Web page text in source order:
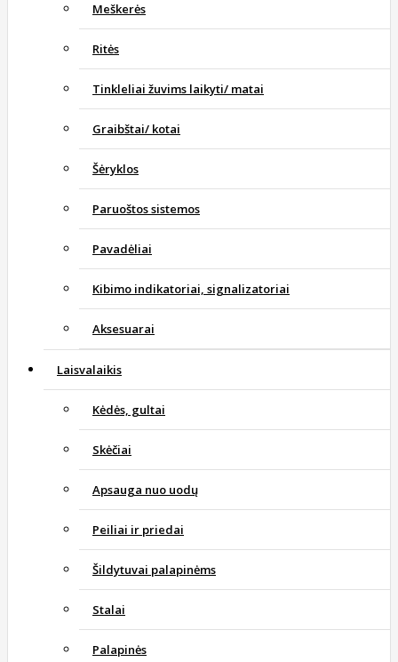
Meškerės
Ritės
Tinkleliai žuvims laikyti/ matai
Graibštai/ kotai
Šėryklos
Paruoštos sistemos
Pavadėliai
Kibimo indikatoriai, signalizatoriai
Aksesuarai
Laisvalaikis
Kėdės, gultai
Skėčiai
Apsauga nuo uodų
Peiliai ir priedai
Šildytuvai palapinėms
Stalai
Palapinės